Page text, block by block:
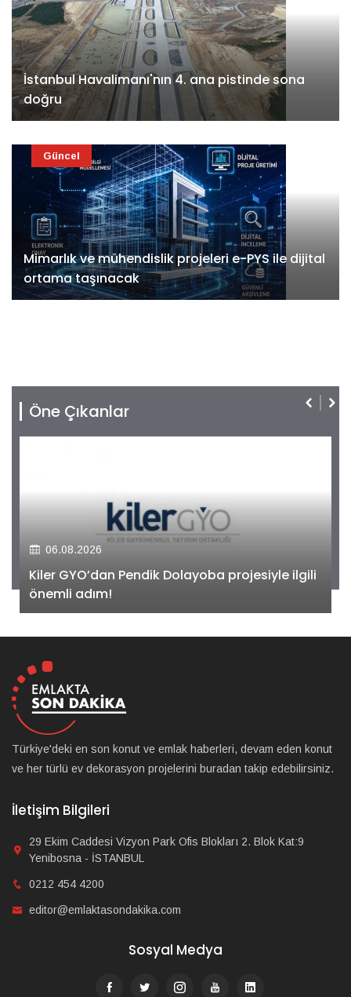
İstanbul Havalimanı'nın 4. ana pistinde sona
doğru
Mimarlık ve mühendislik projeleri e-PYS ile dijital
ortama taşınacak
Güncel
Öne Çıkanlar
06.08.2026
Kiler GYO’dan Pendik Dolayoba projesiyle ilgili
önemli adım!
Türkiye'deki en son konut ve emlak haberleri, devam eden konut
ve her türlü ev dekorasyon projelerini buradan takip edebilirsiniz.
İletişim Bilgileri
29 Ekim Caddesi Vizyon Park Ofis Blokları 2. Blok Kat:9
Yenibosna - İSTANBUL
0212 454 4200
editor@emlaktasondakika.com
Sosyal Medya